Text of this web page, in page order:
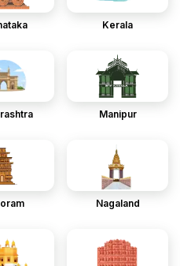
Kerala
Manipur
Nagaland